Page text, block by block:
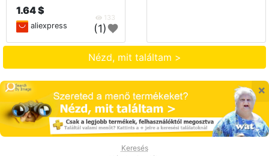
1.64 $
133
aliexpress (1)
Nézd, mit találtam >
×
Keresés